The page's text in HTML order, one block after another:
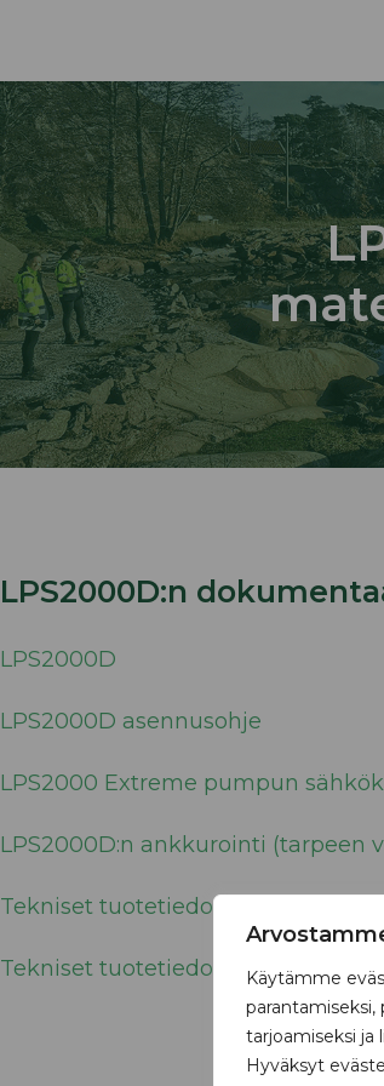
Käytämme
parantamiseksi,
tarjoamiseksi ja
Hyväksyt
LPS2000D:n
LPS2000D
LPS2000D asennusohje
LPS2000 Extreme pumpun
LPS2000D:n ankkurointi (tarpeen
Tekniset tuotetiedot
Tekniset tuotetiedot (DWG)